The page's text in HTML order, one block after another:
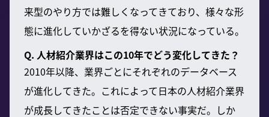
来型のやり方では難しくなってきており、様々な形
態に進化していかざるを得ない状況になっている。
Q. 人材紹介業界はこの10年でどう変化してきた？
2010年以降、業界ごとにそれぞれのデータベース
が進化してきた。これによって日本の人材紹介業界
が成長してきたことは否定できない事実だ。しか